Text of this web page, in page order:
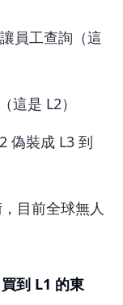
員工查詢（這
這是 L2）
偽裝成 L3 到
目前全球無人
到 L1 的東